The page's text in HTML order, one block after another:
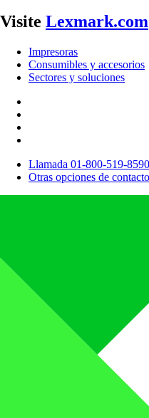
Visite Lexmark.com
Impresoras
Consumibles y accesorios
Sectores y soluciones
Llamada 01-800-519-8590
Otras opciones de contacto